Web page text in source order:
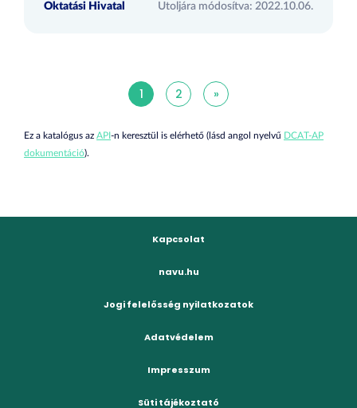
Oktatási Hivatal Utoljára módosítva: 2022.10.06.
1 2 »
Ez a katalógus az API-n keresztül is elérhető (lásd angol nyelvű DCAT-AP
dokumentáció).
Kapcsolat
navu.hu
Jogi felelősség nyilatkozatok
Adatvédelem
Impresszum
Süti tájékoztató